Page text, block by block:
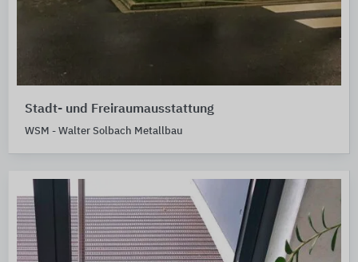
Stadt- und Freiraumausstattung
WSM - Walter Solbach Metallbau